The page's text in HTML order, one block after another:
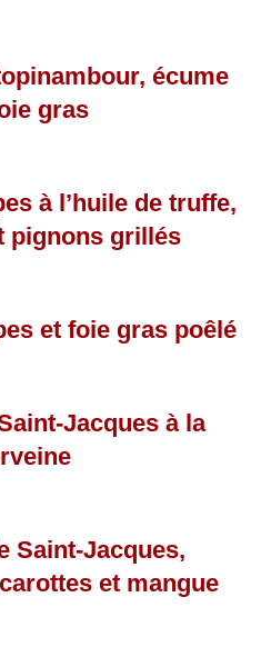
écume
gras
à l’huile de truffe,
pignons grillés
et foie gras poêlé
Jacques à la
Saint-Jacques,
et mangue